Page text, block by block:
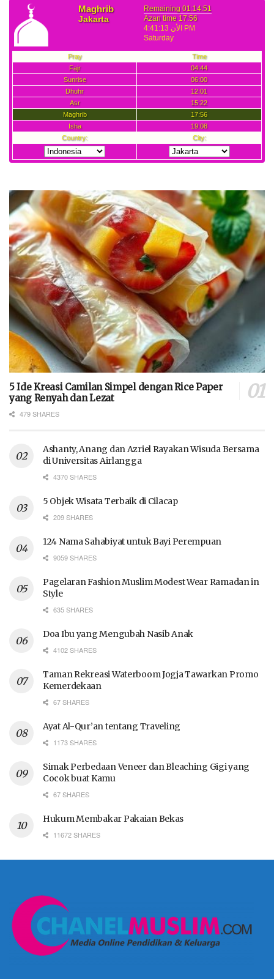
5 Ide Kreasi Camilan Simpel dengan Rice Paper
yang Renyah dan Lezat
479 SHARES
Ashanty, Anang dan Azriel Rayakan Wisuda Bersama
di Universitas Airlangga
4370 SHARES
5 Objek Wisata Terbaik di Cilacap
209 SHARES
124 Nama Sahabiyat untuk Bayi Perempuan
9059 SHARES
Pagelaran Fashion Muslim Modest Wear Ramadan in
Style
635 SHARES
Doa Ibu yang Mengubah Nasib Anak
4102 SHARES
Taman Rekreasi Waterboom Jogja Tawarkan Promo
Kemerdekaan
67 SHARES
Ayat Al-Qur’an tentang Traveling
1173 SHARES
Simak Perbedaan Veneer dan Bleaching Gigi yang
Cocok buat Kamu
67 SHARES
Hukum Membakar Pakaian Bekas
11672 SHARES